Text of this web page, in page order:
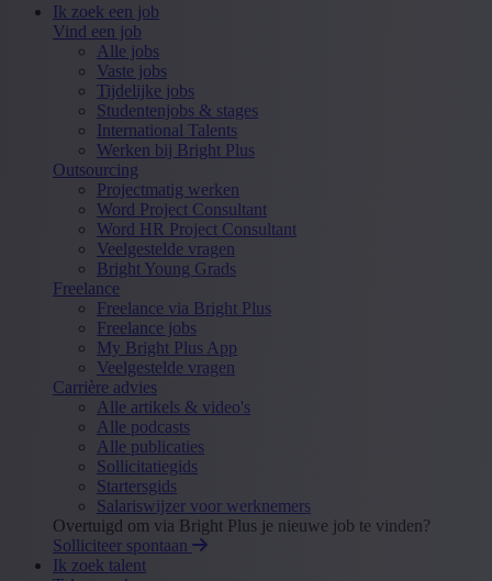
Ik zoek een job
Vind een job
Alle jobs
Vaste jobs
Tijdelijke jobs
Studentenjobs & stages
International Talents
Werken bij Bright Plus
Outsourcing
Projectmatig werken
Word Project Consultant
Word HR Project Consultant
Veelgestelde vragen
Bright Young Grads
Freelance
Freelance via Bright Plus
Freelance jobs
My Bright Plus App
Veelgestelde vragen
Carrière advies
Alle artikels & video's
Alle podcasts
Alle publicaties
Sollicitatiegids
Startersgids
Salariswijzer voor werknemers
Overtuigd om via Bright Plus je nieuwe job te vinden?
Solliciteer spontaan
Ik zoek talent